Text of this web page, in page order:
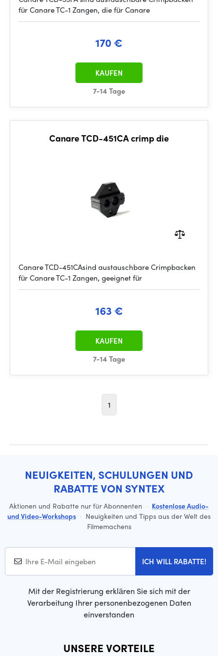
für Canare TC-1 Zangen, die für Canare
170 €
7-14 Tage
KAUFEN
Canare TCD-451CA crimp die
Canare TCD-451CAsind austauschbare Crimpbacken
für Canare TC-1 Zangen, geeignet für
163 €
7-14 Tage
KAUFEN
1
NEUIGKEITEN, SCHULUNGEN UND
RABATTE VON SYNTEX
Aktionen und Rabatte nur für Abonnenten · Kostenlose Audio-
und Video-Workshops · Neuigkeiten und Tipps aus der Welt des
Filmemachens
ICH WILL RABATTE!
Mit der Registrierung erklären Sie sich mit der
Verarbeitung Ihrer personenbezogenen Daten
einverstanden
UNSERE VORTEILE